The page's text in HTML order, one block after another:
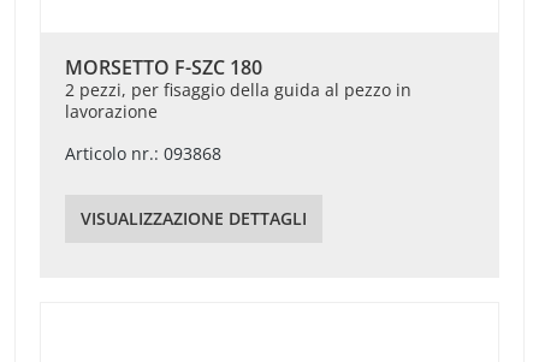
MORSETTO F-SZC 180
2 pezzi, per fisaggio della guida al pezzo in
lavorazione
Articolo nr.: 093868
VISUALIZZAZIONE DETTAGLI